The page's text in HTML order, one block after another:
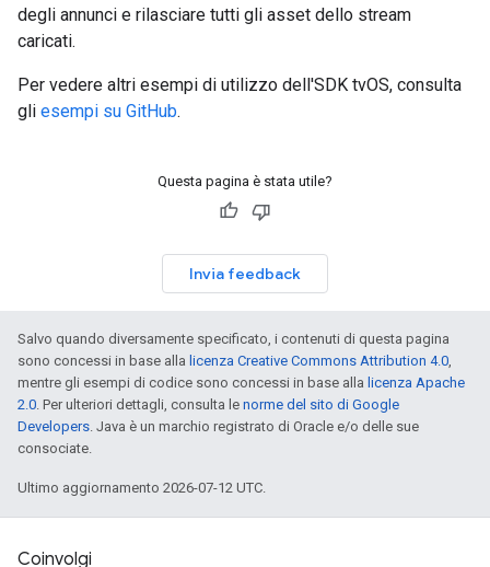
degli annunci e rilasciare tutti gli asset dello stream
caricati.
Per vedere altri esempi di utilizzo dell'SDK tvOS, consulta
gli esempi su GitHub.
Questa pagina è stata utile?
Invia feedback
Salvo quando diversamente specificato, i contenuti di questa pagina
sono concessi in base alla licenza Creative Commons Attribution 4.0,
mentre gli esempi di codice sono concessi in base alla licenza Apache
2.0. Per ulteriori dettagli, consulta le norme del sito di Google
Developers. Java è un marchio registrato di Oracle e/o delle sue
consociate.
Ultimo aggiornamento 2026-07-12 UTC.
Coinvolgi